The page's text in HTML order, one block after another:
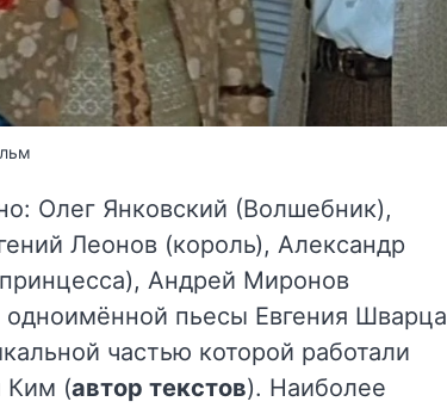
Олег Янковский (Волшебник),
Леонов (король), Александр
Андрей Миронов
пьесы Евгения Шварца
частью которой работали
Ким (автор текстов). Наиболее